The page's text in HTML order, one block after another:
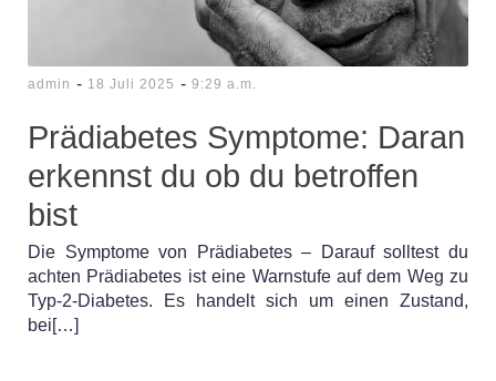
admin - 18 Juli 2025 - 9:29 a.m.
Prädiabetes Symptome: Daran
erkennst du ob du betroffen
bist
Die Symptome von Prädiabetes – Darauf solltest du
achten Prädiabetes ist eine Warnstufe auf dem Weg zu
Typ-2-Diabetes. Es handelt sich um einen Zustand,
bei[…]